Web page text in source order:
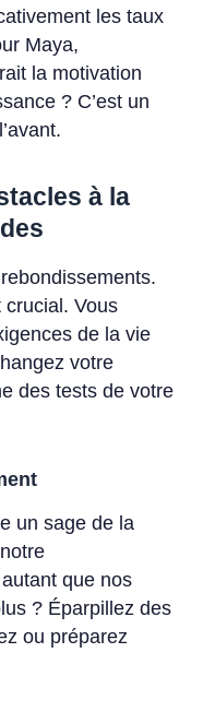
les taux
Maya,
la motivation
? C’est un
à la
Vous
de la vie
votre
des tests de votre
un sage de la
que nos
? Éparpillez des
ou préparez